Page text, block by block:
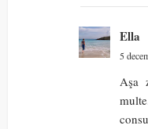
Ella
5
Aşa